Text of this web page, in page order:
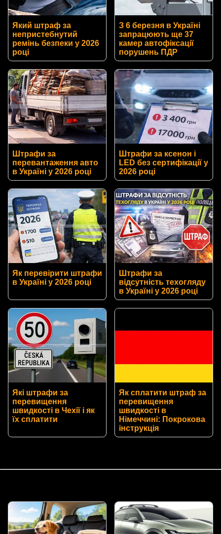
Який штраф за
непристебнутий
ремінь безпеки у 2026
році
З 6 березня в Україні
запрацюють ще 37
камер автофіксації
порушень ПДР
Штрафи за
перевантаження авто
в Україні у 2026 році
Штрафи за ксенон і
LED без сертифікації у
2026 році
Як перевірити штрафи
в Україні у 2026 році
Штрафи за
відсутність техогляду
в Україні у 2026 році
Які штрафи за
перевищення
швидкості в Чехії і як
їх сплатити
Як сплатити штраф за
перевищення
швидкості в
Німеччині: Покрокова
інструкція